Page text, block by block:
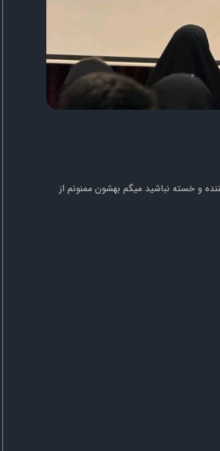
و خسته نباشید میگم بهشون ممنونم از